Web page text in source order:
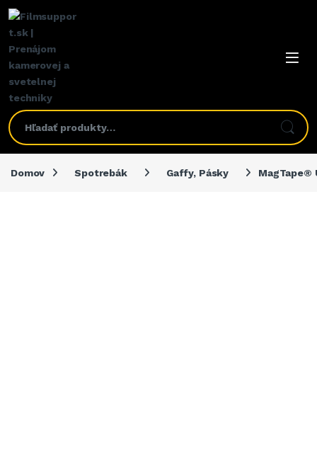
Domov Spotrebák Gaffy, Pásky MagTape®